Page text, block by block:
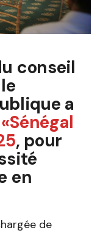
conseil
a
«Sénégal
, pour
en
de